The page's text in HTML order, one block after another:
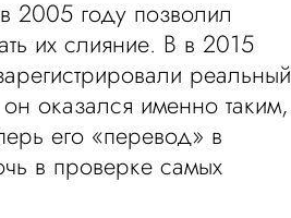
2005 году позволил
их слияние. В в 2015
реальный
оказался именно таким,
его «перевод» в
в проверке самых